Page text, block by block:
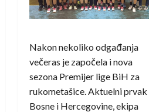
Nakon nekoliko odgađanja
večeras je započela i nova
sezona Premijer lige BiH za
rukometašice. Aktuelni prvak
Bosne i Hercegovine, ekipa